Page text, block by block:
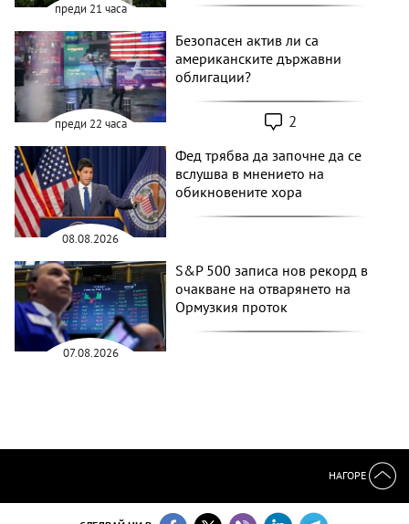
преди 21 часа
преди 22 часа
Безопасен актив ли са
американските държавни
облигации?
2
08.08.2026
Фед трябва да започне да се
вслушва в мнението на
обикновените хора
07.08.2026
S&P 500 записа нов рекорд в
очакване на отварянето на
Ормузкия проток
НАГОРЕ